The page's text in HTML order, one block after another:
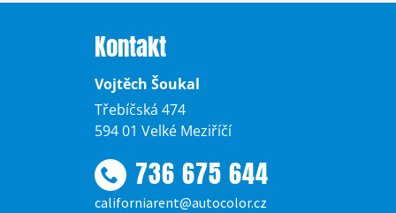
Kontakt
Vojtěch Šoukal
Třebíčská 474
594 01 Velké Meziříčí
736 675 644
californiarent@autocolor.cz